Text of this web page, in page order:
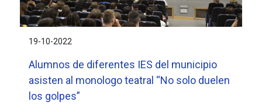
19-10-2022
Alumnos de diferentes IES del municipio
asisten al monologo teatral “No solo duelen
los golpes”